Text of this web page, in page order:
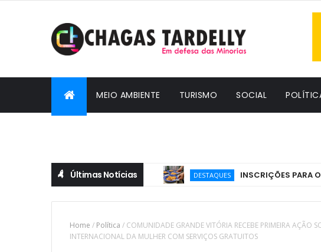
MEIO AMBIENTE TURISMO SOCIAL
Últimas Notícias DESTAQUES INSCRIÇÕES PARA O
Home / Política / COMUNIDADE GRANDE VITÓRIA RECEBE PRIMEIRA AÇÃO
INTERNACIONAL DA MULHER COM SERVIÇOS GRATUITOS